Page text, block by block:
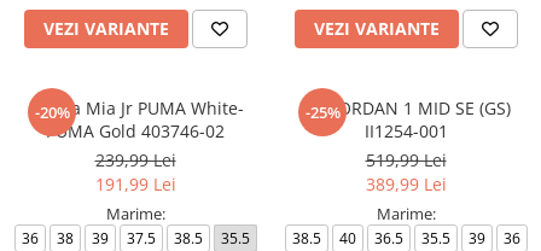
VEZI VARIANTE VEZI VARIANTE
-20%
Carina Mia Jr PUMA White-
PUMA Gold 403746-02
239,99 Lei
191,99 Lei
Marime:
36 38 39 37.5 38.5
35.5
-25%
AIR JORDAN 1 MID SE (GS)
II1254-001
519,99 Lei
389,99 Lei
Marime:
38.5 40 36.5 35.5 39
36